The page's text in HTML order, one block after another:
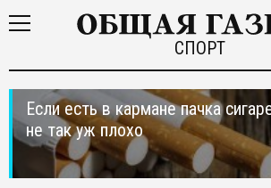
СПОРТ
Если есть в кармане пачка
не так уж плохо